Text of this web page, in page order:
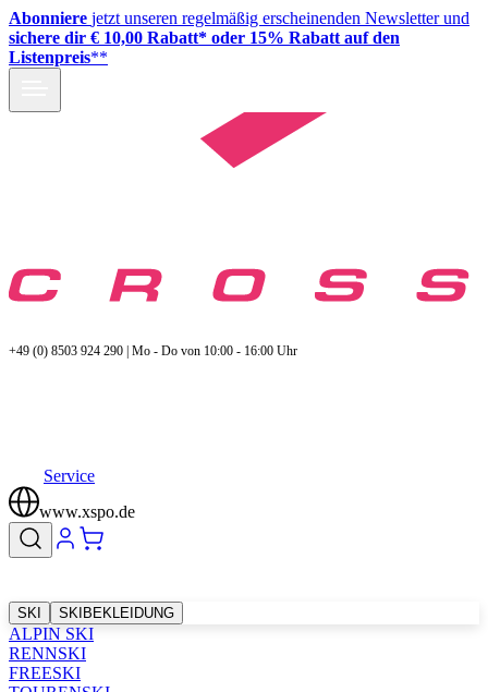
Abonniere jetzt unseren regelmäßig erscheinenden Newsletter und
sichere dir € 10,00 Rabatt* oder 15% Rabatt auf den
Listenpreis**
+49 (0) 8503 924 290 | Mo - Do von 10:00 - 16:00 Uhr
Service
www.xspo.de
SKI SKIBEKLEIDUNG
ALPIN SKI
RENNSKI
FREESKI